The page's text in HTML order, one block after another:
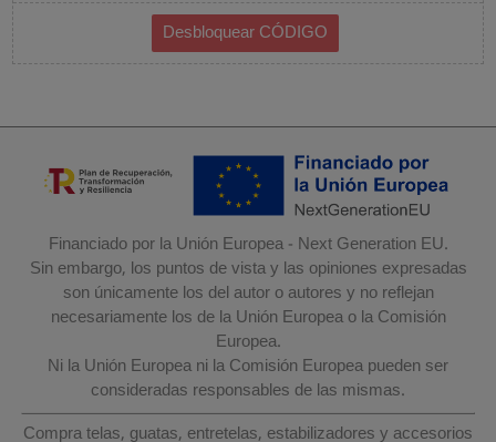
Financiado por la Unión Europea - Next Generation EU.
Sin embargo, los puntos de vista y las opiniones expresadas
son únicamente los del autor o autores y no reflejan
necesariamente los de la Unión Europea o la Comisión
Europea.
Ni la Unión Europea ni la Comisión Europea pueden ser
consideradas responsables de las mismas.
Compra telas, guatas, entretelas, estabilizadores y accesorios